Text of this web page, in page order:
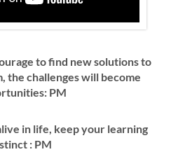
to find new solutions to
the challenges will become
PM
in life, keep your learning
: PM